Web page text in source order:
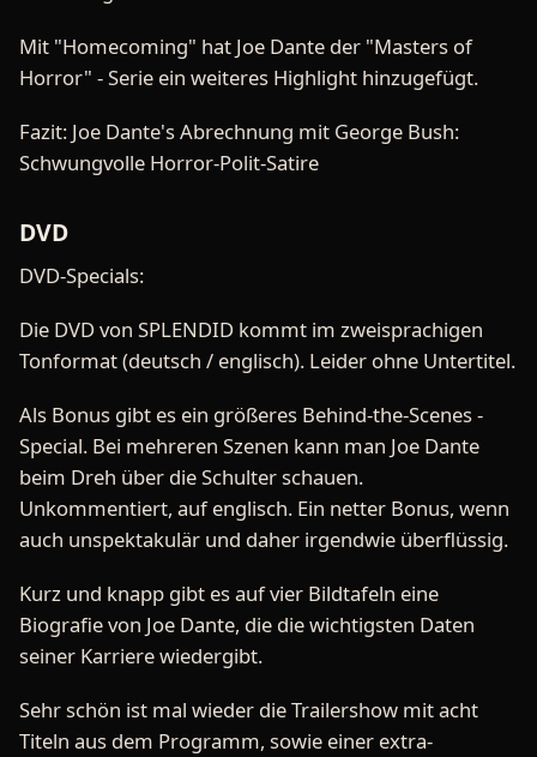
Mit "Homecoming" hat Joe Dante der "Masters of
Horror" - Serie ein weiteres Highlight hinzugefügt.
Fazit: Joe Dante's Abrechnung mit George Bush:
Schwungvolle Horror-Polit-Satire
DVD
DVD-Specials:
Die DVD von SPLENDID kommt im zweisprachigen
Tonformat (deutsch / englisch). Leider ohne Untertitel.
Als Bonus gibt es ein größeres Behind-the-Scenes -
Special. Bei mehreren Szenen kann man Joe Dante
beim Dreh über die Schulter schauen.
Unkommentiert, auf englisch. Ein netter Bonus, wenn
auch unspektakulär und daher irgendwie überflüssig.
Kurz und knapp gibt es auf vier Bildtafeln eine
Biografie von Joe Dante, die die wichtigsten Daten
seiner Karriere wiedergibt.
Sehr schön ist mal wieder die Trailershow mit acht
Titeln aus dem Programm, sowie einer extra-